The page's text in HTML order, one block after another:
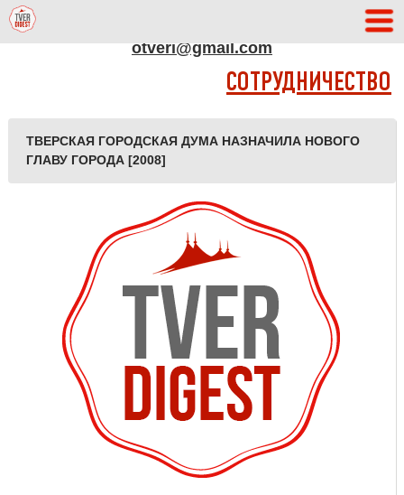
otveri@gmail.com
СОТРУДНИЧЕСТВО
ТВЕРСКАЯ ГОРОДСКАЯ ДУМА НАЗНАЧИЛА НОВОГО
ГЛАВУ ГОРОДА [2008]